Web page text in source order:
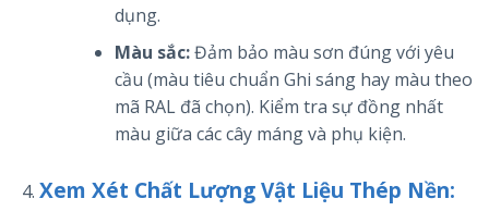
dụng.
Màu sắc:Đảm bảo màu sơn đúng với yêu
cầu (màu tiêu chuẩn Ghi sáng hay màu theo
mã RAL đã chọn). Kiểm tra sự đồng nhất
màu giữa các cây máng và phụ kiện.
Xem Xét Chất Lượng Vật Liệu Thép Nền: